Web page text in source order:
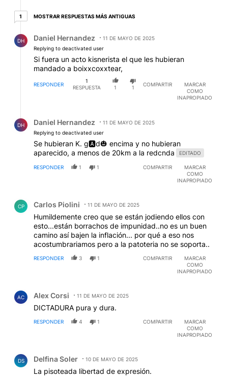
11 respuesta más antiguas
MOSTRAR RESPUESTAS MÁS ANTIGUAS
DH Daniel Hernandez
11 DE MAYO DE 2025
Replying to deactivated user
Si fuera un acto kisnerista el que les hubieran
mandado a boixxcoxxtear,
RESPONDER
1
RESPUESTA
1 1
COMPARTIR
MARCAR
COMO
INAPROPIADO
DH Daniel Hernandez
11 DE MAYO DE 2025
Replying to deactivated user
Se hubieran K. g🅰️d🎃 encima y no hubieran
aparecido, a menos de 20km a la redcnda
EDITADO
RESPONDER 1 1 COMPARTIR
MARCAR
COMO
INAPROPIADO
CP Carlos Piolini 11 DE MAYO DE 2025
Humildemente creo que se están jodiendo ellos con
esto...están borrachos de impunidad..no es un buen
camino así bajen la inflación... por qué a eso nos
acostumbrariamos pero a la patoteria no se soporta..
RESPONDER 3 1 COMPARTIR
MARCAR
COMO
INAPROPIADO
AC Alex Corsi 11 DE MAYO DE 2025
DICTADURA pura y dura.
RESPONDER 4 1 COMPARTIR
MARCAR
COMO
INAPROPIADO
DS Delfina Soler 10 DE MAYO DE 2025
La pisoteada libertad de expresión.